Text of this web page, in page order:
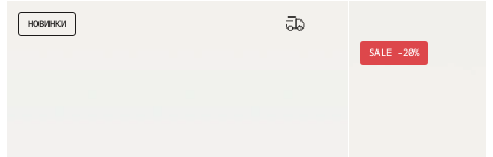
НОВИНКИ
SALE -20%